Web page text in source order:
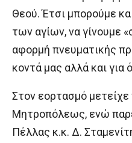
Θεού. Έτσι μπορούμε
των αγίων, να γίνουμε
αφορμή πνευματικής
κοντά μας αλλά και για
Στον εορτασμό μετείχε
Μητροπόλεως, ενώ
Πέλλας κ.κ. Δ.